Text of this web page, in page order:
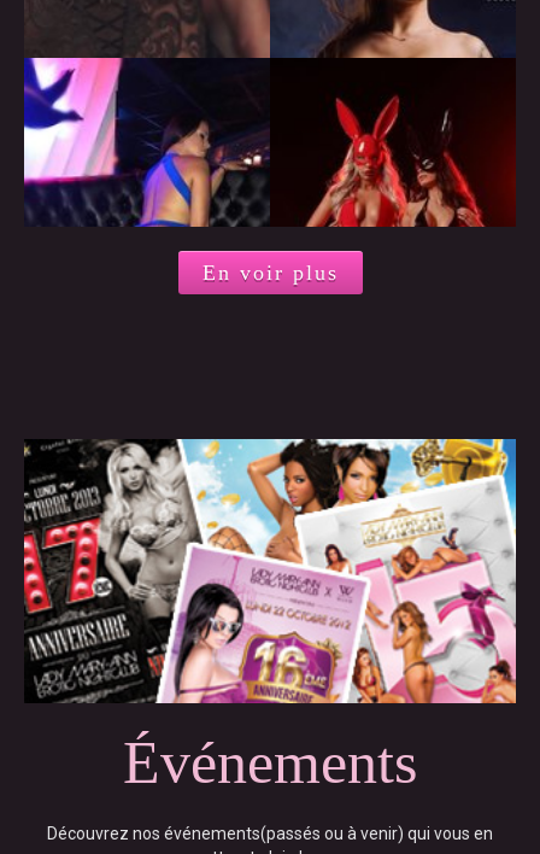
En voir plus
Événements
Découvrez nos événements(passés ou à venir) qui vous en